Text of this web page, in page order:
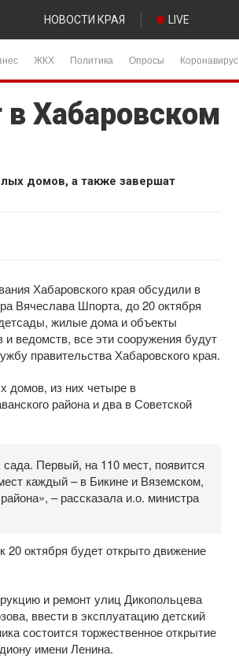
НОВОСТИ КРАЯ LIVE
ЖКХ Политика Опросы Коронавирус
Хабаровском
домов, а также завершат
Хабаровского края обсудили в
Вячеслава Шпорта, до 20 октября
жилые дома и объекты
ведомств, все эти сооружения будут
правительства Хабаровского края.
домов, из них четыре в
района и два в Советской
Первый, на 110 мест, появится
каждый – в Бикине и Вяземском,
– рассказала и.о. министра
октября будет открыто движение
и ремонт улиц Дикопольцева
ввести в эксплуатацию детский
состоится торжественное открытие
имени Ленина.